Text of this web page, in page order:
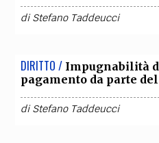
diStefano Taddeucci
DIRITTO / Impugnabilità
pagamento da parte
diStefano Taddeucci